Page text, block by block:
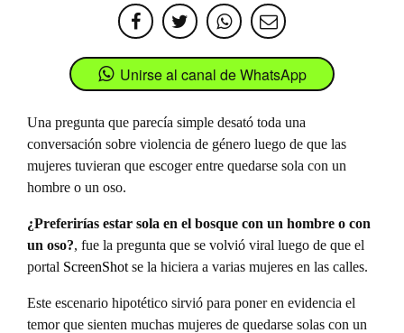
Unirse al canal de WhatsApp
Una pregunta que parecía simple desató toda una
conversación sobre violencia de género luego de que las
mujeres tuvieran que escoger entre quedarse sola con un
hombre o un oso.
¿Preferirías estar sola en el bosque con un hombre o con
un oso?, fue la pregunta que se volvió viral luego de que el
portal ScreenShot se la hiciera a varias mujeres en las calles.
Este escenario hipotético sirvió para poner en evidencia el
temor que sienten muchas mujeres de quedarse solas con un